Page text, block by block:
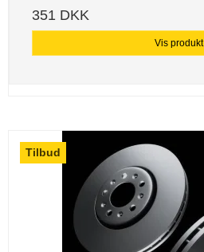
351 DKK
Vis produkt
Tilbud